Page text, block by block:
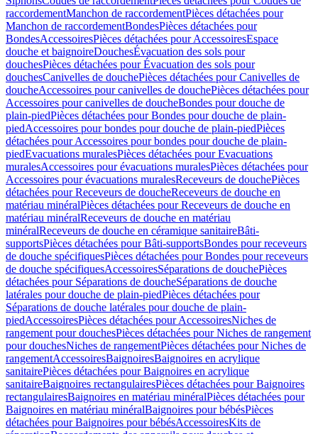
raccordementManchon de raccordementPièces détachées pour
Manchon de raccordementBondesPièces détachées pour
BondesAccessoiresPièces détachées pour AccessoiresEspace
douche et baignoireDouchesÉvacuation des sols pour
douchesPièces détachées pour Évacuation des sols pour
douchesCanivelles de douchePièces détachées pour Canivelles de
doucheAccessoires pour canivelles de douchePièces détachées pour
Accessoires pour canivelles de doucheBondes pour douche de
plain-piedPièces détachées pour Bondes pour douche de plain-
piedAccessoires pour bondes pour douche de plain-piedPièces
détachées pour Accessoires pour bondes pour douche de plain-
piedEvacuations muralesPièces détachées pour Evacuations
muralesAccessoires pour évacuations muralesPièces détachées pour
Accessoires pour évacuations muralesReceveurs de douchePièces
détachées pour Receveurs de doucheReceveurs de douche en
matériau minéralPièces détachées pour Receveurs de douche en
matériau minéralReceveurs de douche en matériau
minéralReceveurs de douche en céramique sanitaireBâti-
supportsPièces détachées pour Bâti-supportsBondes pour receveurs
de douche spécifiquesPièces détachées pour Bondes pour receveurs
de douche spécifiquesAccessoiresSéparations de douchePièces
détachées pour Séparations de doucheSéparations de douche
latérales pour douche de plain-piedPièces détachées pour
Séparations de douche latérales pour douche de plain-
piedAccessoiresPièces détachées pour AccessoiresNiches de
rangement pour douchesPièces détachées pour Niches de rangement
pour douchesNiches de rangementPièces détachées pour Niches de
rangementAccessoiresBaignoiresBaignoires en acrylique
sanitairePièces détachées pour Baignoires en acrylique
sanitaireBaignoires rectangulairesPièces détachées pour Baignoires
rectangulairesBaignoires en matériau minéralPièces détachées pour
Baignoires en matériau minéralBaignoires pour bébésPièces
détachées pour Baignoires pour bébésAccessoiresKits de